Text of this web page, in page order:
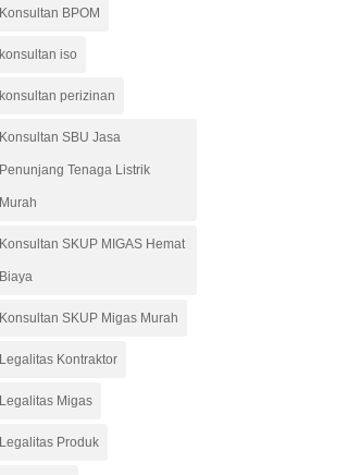
Konsultan BPOM
konsultan iso
konsultan perizinan
Konsultan SBU Jasa
Penunjang Tenaga Listrik
Murah
Konsultan SKUP MIGAS Hemat
Biaya
Konsultan SKUP Migas Murah
Legalitas Kontraktor
Legalitas Migas
Legalitas Produk